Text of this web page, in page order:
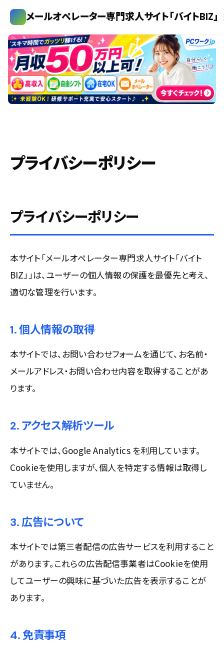
メールオペレーター専門求人サイト「バイトBIZ」
プライバシーポリシー
プライバシーポリシー
本サイト「メールオペレーター専門求人サイト「バイト
BIZ」」は、ユーザーの個人情報の保護を最優先と考え、
適切な管理を行います。
1. 個人情報の取得
本サイトでは、お問い合わせフォームを通じて、お名前・
メールアドレス・お問い合わせ内容を取得することがあ
ります。
2. アクセス解析ツール
本サイトでは、Google Analytics を利用しています。
Cookieを使用しますが、個人を特定する情報は取得し
ていません。
3. 広告について
本サイトでは第三者配信の広告サービスを利用すること
があります。これらの広告配信事業者はCookieを使用
してユーザーの興味に基づいた広告を表示することが
あります。
4. 免責事項